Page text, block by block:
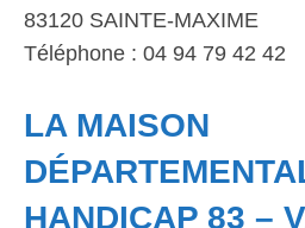
83120 SAINTE-MAXIME
Téléphone : 04 94 79 42 42
LA MAISON
HANDICAP 83 –